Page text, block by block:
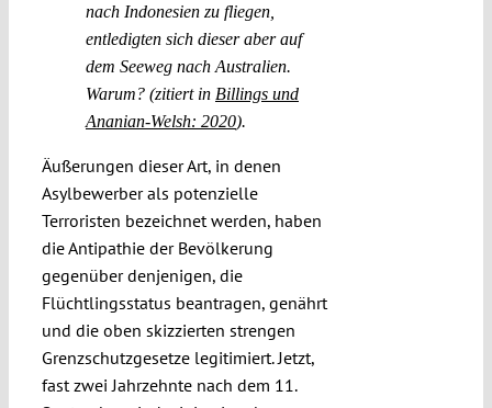
nach Indonesien zu fliegen,
entledigten sich dieser aber auf
dem Seeweg nach Australien.
Warum? (zitiert in Billings und
Ananian-Welsh: 2020).
Äußerungen dieser Art, in denen
Asylbewerber als potenzielle
Terroristen bezeichnet werden, haben
die Antipathie der Bevölkerung
gegenüber denjenigen, die
Flüchtlingsstatus beantragen, genährt
und die oben skizzierten strengen
Grenzschutzgesetze legitimiert. Jetzt,
fast zwei Jahrzehnte nach dem 11.